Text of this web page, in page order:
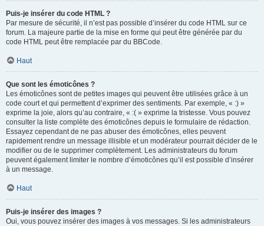
Puis-je insérer du code HTML ?
Par mesure de sécurité, il n’est pas possible d’insérer du code HTML sur ce
forum. La majeure partie de la mise en forme qui peut être générée par du
code HTML peut être remplacée par du BBCode.
Haut
Que sont les émoticônes ?
Les émoticônes sont de petites images qui peuvent être utilisées grâce à un
code court et qui permettent d’exprimer des sentiments. Par exemple, « :) »
exprime la joie, alors qu’au contraire, « :( » exprime la tristesse. Vous pouvez
consulter la liste complète des émoticônes depuis le formulaire de rédaction.
Essayez cependant de ne pas abuser des émoticônes, elles peuvent
rapidement rendre un message illisible et un modérateur pourrait décider de le
modifier ou de le supprimer complètement. Les administrateurs du forum
peuvent également limiter le nombre d’émoticônes qu’il est possible d’insérer
à un message.
Haut
Puis-je insérer des images ?
Oui, vous pouvez insérer des images à vos messages. Si les administrateurs